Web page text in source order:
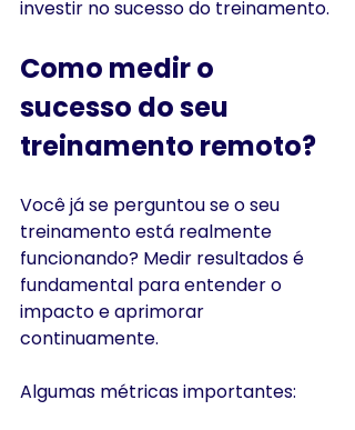
investir no sucesso do treinamento.
Como medir o
sucesso do seu
treinamento remoto?
Você já se perguntou se o seu
treinamento está realmente
funcionando? Medir resultados é
fundamental para entender o
impacto e aprimorar
continuamente.
Algumas métricas importantes: